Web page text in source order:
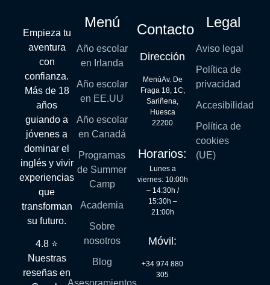
Empieza tu
aventura
con
confianza.
Más de 18
años
guiando a
jóvenes a
dominar el
inglés y vivir
experiencias
que
transforman
su futuro.
4.8 ⭐
Nuestras
reseñas en
Menú
Año escolar
en Irlanda
Año escolar
en EE.UU
Año escolar
en Canadá
Programas
de Summer
Camp
Academia
Sobre
nosotros
Blog
Contacto
Dirección
MenúAv. De
Fraga 18, 1C,
Sariñena,
Huesca
22200
Horarios:
Lunes a
viernes: 10:00h
– 14:30h /
15:30h –
21:00h
Móvil:
+34 974 880
305
Legal
Aviso legal
Política de
privacidad
Accesibilidad
Política de
cookies
(UE)